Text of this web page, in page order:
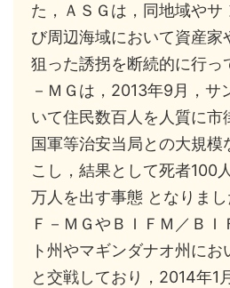
た，ＡＳＧは，同地域やサ
び周辺海域において資産家
狙った誘拐を断続的に行っ
－ＭＧは，2013年9月，サ
いて住民数百人を人質に市
国軍等治安当局との大規模
こし，結果として死者100
万人を出す事態 となりま
Ｆ－ＭＧやＢＩＦＭ／Ｂ
ト州やマギンダナオ州に
と交戦しており，2014年1